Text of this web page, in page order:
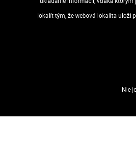
tabule na plagáty s hliníkovým
Web: https://
lokalít tým, že webová lokalita uloží
Nie